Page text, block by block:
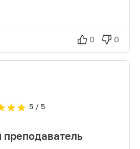
0 0
5/ 5
преподаватель